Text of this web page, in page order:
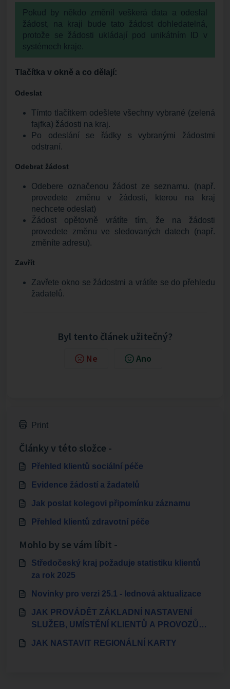
Pokud by někdo změnil veškerá data a odeslal
žádost, na kraji bude tato žádost dohledatelná,
protože se žádosti ukládají pod unikátním ID v
systémech kraje.
Tlačítka v okně a co dělají:
Odeslat
Tímto tlačítkem odešlete všechny vybrané (zelená
fajfka) žádosti na kraj.
Po odeslání se řádky s vybranými žádostmi
odstraní.
Odebrat žádost
Odebere označenou žádost ze seznamu. (např.
provedete změnu v žádosti, kterou na kraj
nechcete odeslat)
Žádost opětovně vrátíte tím, že na žádosti
provedete změnu ve sledovaných datech (např.
změníte adresu).
Zavřít
Zavřete okno se žádostmi a vrátíte se do přehledu
žadatelů.
Byl tento článek užitečný?
Ne Ano
Print
Články v této složce -
Přehled klientů sociální péče
Evidence žádostí a žadatelů
Jak poslat kolegovi připomínku záznamu
Přehled klientů zdravotní péče
Mohlo by se vám líbit -
Středočeský kraj požaduje statistiku klientů
za rok 2025
Novinky pro verzi 25.1 - lednová aktualizace
JAK PROVÁDĚT ZÁKLADNÍ NASTAVENÍ
SLUŽEB, UMÍSTĚNÍ KLIENTŮ A PROVOZŮ
JAK NASTAVIT REGIONÁLNÍ KARTY